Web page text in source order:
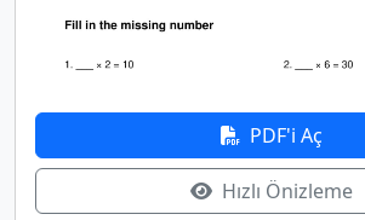
PDF'i Aç
Hızlı Önizleme